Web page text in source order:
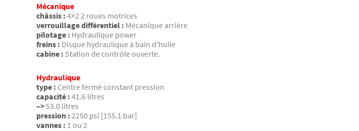
Mécanique
châssis : 4×2 2 roues motrices
verrouillage différentiel : Mécanique arrière
pilotage : Hydraulique power
freins : Disque hydraulique à bain d’huile
cabine : Station de contrôle ouverte.
Hydraulique
type : Centre fermé constant pression
capacité : 41.6 litres
–>53.0 litres
pression : 2250 psi [155.1 bar]
vannes : 1 ou 2